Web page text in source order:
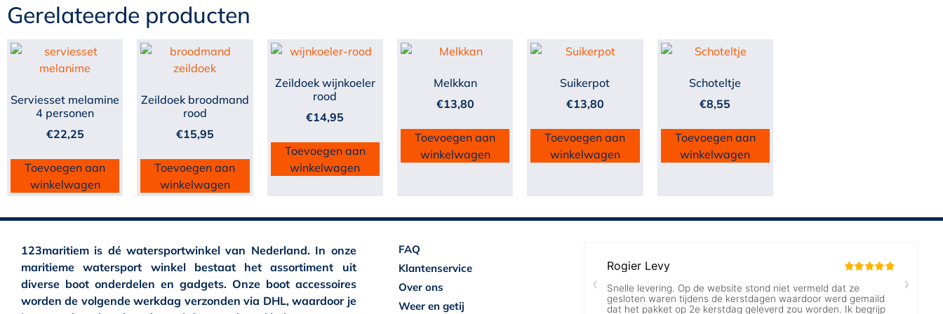
Gerelateerde producten
Serviesset melamine
4 personen
€22,25
Toevoegen aan
winkelwagen
Zeildoek broodmand
rood
€15,95
Toevoegen aan
winkelwagen
Zeildoek wijnkoeler
rood
€14,95
Toevoegen aan
winkelwagen
Melkkan
€13,80
Toevoegen aan
winkelwagen
Suikerpot
€13,80
Toevoegen aan
winkelwagen
Schoteltje
€8,55
Toevoegen aan
winkelwagen
123maritiem is dé watersportwinkel van Nederland. In onze
maritieme watersport winkel bestaat het assortiment uit
diverse boot onderdelen en gadgets. Onze boot accessoires
worden de volgende werkdag verzonden via DHL, waardoor je
FAQ
Klantenservice
Over ons
Weer en getij